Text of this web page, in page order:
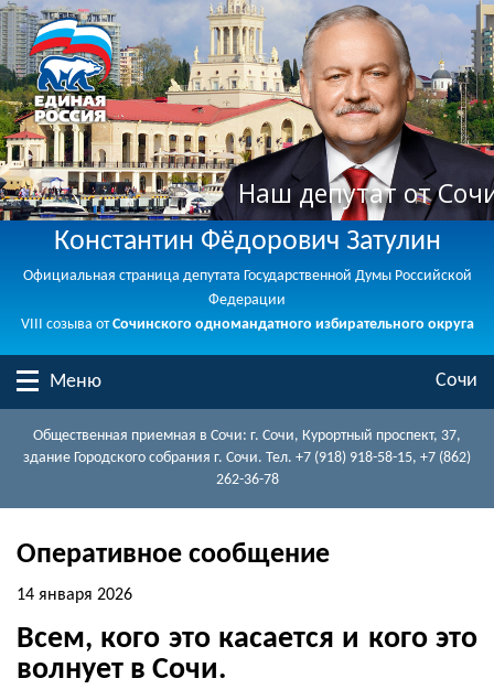
Наш депутат от
Константин Фёдорович Затулин
Официальная страница депутата Государственной Думы Российской
Федерации
VIII созыва отСочинского одномандатного избирательного округа
Меню Сочи
Общественная приемная в Сочи: г. Сочи, Курортный проспект, 37,
здание Городского собрания г. Сочи. Тел. +7 (918) 918-58-15, +7 (862)
262-36-78
Оперативное сообщение
14 января 2026
Всем, кого это касается и кого это
волнует в Сочи.